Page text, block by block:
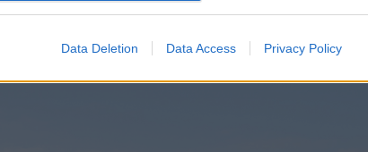
Data Deletion Data Access Privacy Policy
mégis a nagy dízel adta meg.